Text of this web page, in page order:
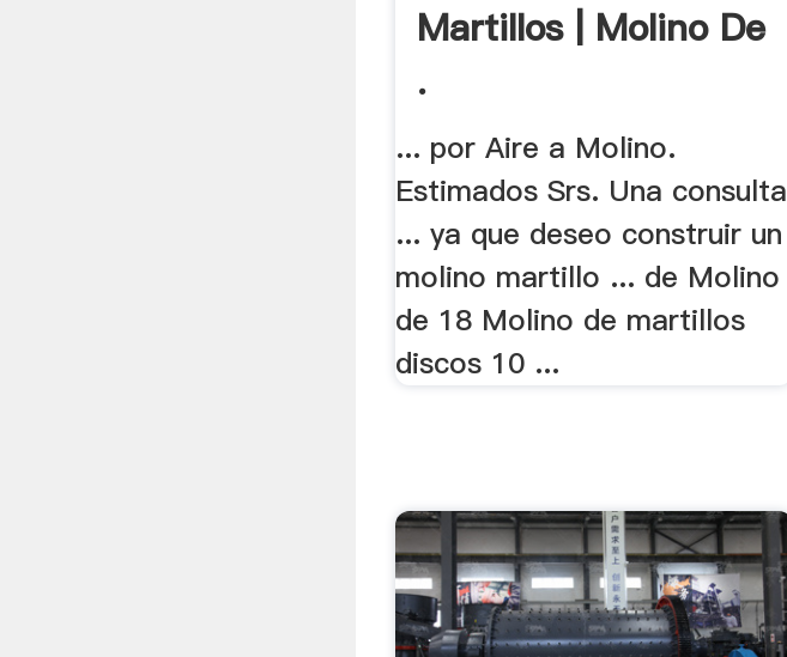
Martillos | Molino De
.
... por Aire a Molino.
Estimados Srs. Una consulta
... ya que deseo construir un
molino martillo ... de Molino
de 18 Molino de martillos
discos 10 ...